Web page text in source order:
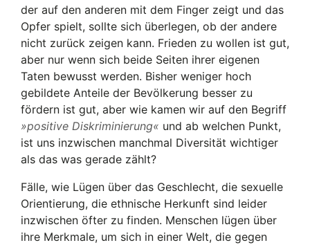
der auf den anderen mit dem Finger zeigt und das
Opfer spielt, sollte sich überlegen, ob der andere
nicht zurück zeigen kann. Frieden zu wollen ist gut,
aber nur wenn sich beide Seiten ihrer eigenen
Taten bewusst werden. Bisher weniger hoch
gebildete Anteile der Bevölkerung besser zu
fördern ist gut, aber wie kamen wir auf den Begriff
positive Diskriminierung
und ab welchen Punkt,
ist uns inzwischen manchmal Diversität wichtiger
als das was gerade zählt?
Fälle, wie Lügen über das Geschlecht, die sexuelle
Orientierung, die ethnische Herkunft sind leider
inzwischen öfter zu finden. Menschen lügen über
ihre Merkmale, um sich in einer Welt, die gegen